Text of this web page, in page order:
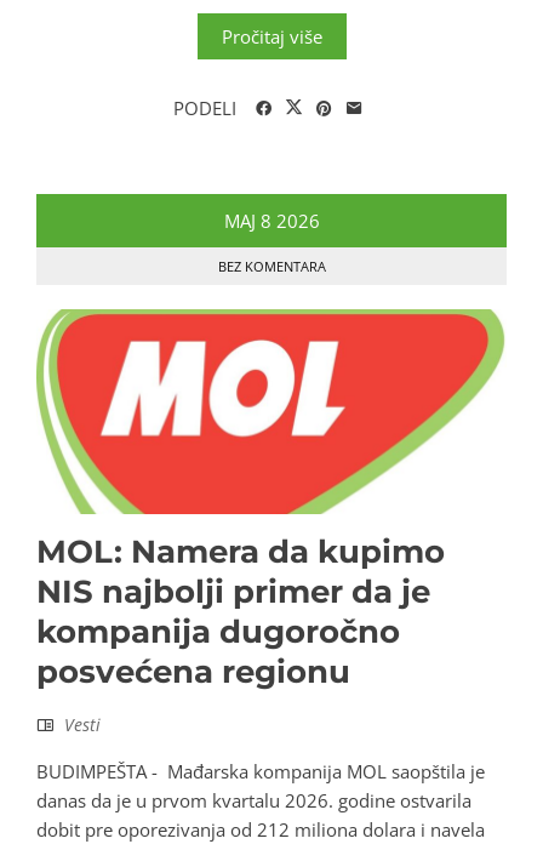
Pročitaj više
PODELI
MAJ 8 2026
BEZ KOMENTARA
MOL: Namera da kupimo
NIS najbolji primer da je
kompanija dugoročno
posvećena regionu
Vesti
BUDIMPEŠTA - Mađarska kompanija MOL saopštila je
danas da je u prvom kvartalu 2026. godine ostvarila
dobit pre oporezivanja od 212 miliona dolara i navela